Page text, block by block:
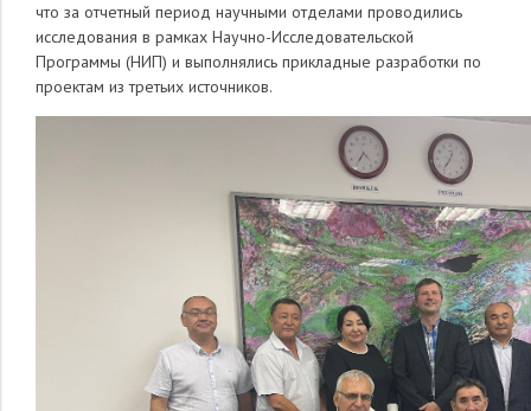
что за отчетный период научными отделами проводились
исследования в рамках Научно-Исследовательской
Программы (НИП) и выполнялись прикладные разработки по
проектам из третьих источников.